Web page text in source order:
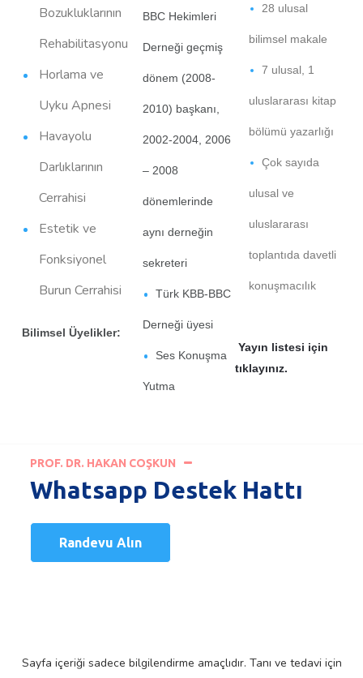
Bozukluklarının
Rehabilitasyonu
Horlama ve
Uyku Apnesi
Havayolu
Darlıklarının
Cerrahisi
Estetik ve
Fonksiyonel
Burun Cerrahisi
Bilimsel Üyelikler:
BBC Hekimleri
Derneği geçmiş
dönem (2008-
2010) başkanı,
2002-2004, 2006
– 2008
dönemlerinde
aynı derneğin
sekreteri
Türk KBB-BBC
Derneği üyesi
Ses Konuşma
Yutma
28 ulusal
bilimsel makale
7 ulusal, 1
uluslararası kitap
bölümü yazarlığı
Çok sayıda
ulusal ve
uluslararası
toplantıda davetli
konuşmacılık
Yayın listesi için
tıklayınız.
PROF. DR. HAKAN COŞKUN
Whatsapp Destek Hattı
Randevu Alın
Sayfa içeriği sadece bilgilendirme amaçlıdır. Tanı ve tedavi için